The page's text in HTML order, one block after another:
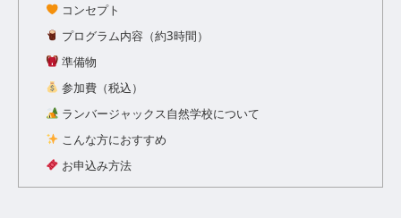
コンセプト
プログラム内容（約3時間）
準備物
参加費（税込）
ランバージャックス自然学校について
こんな方におすすめ
お申込み方法